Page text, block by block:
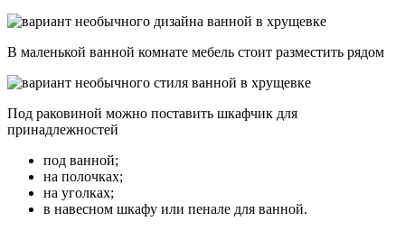
В маленькой ванной комнате мебель стоит разместить рядом
Под раковиной можно поставить шкафчик для
принадлежностей
под ванной;
на полочках;
на уголках;
в навесном шкафу или пенале для ванной.